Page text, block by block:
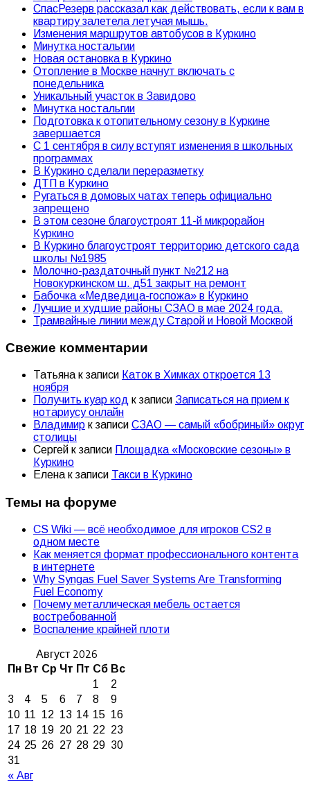
СпасРезерв рассказал как действовать, если к вам в
квартиру залетела летучая мышь.
Изменения маршрутов автобусов в Куркино
Минутка ностальгии
Новая остановка в Куркино
Отопление в Москве начнут включать с
понедельника
Уникальный участок в Завидово
Минутка ностальгии
Подготовка к отопительному сезону в Куркине
завершается
С 1 сентября в силу вступят изменения в школьных
программах
В Куркино сделали переразметку
ДТП в Куркино
Ругаться в домовых чатах теперь официально
запрещено
В этом сезоне благоустроят 11-й микрорайон
Куркино
В Куркино благоустроят территорию детского сада
школы №1985
Молочно-раздаточный пункт №212 на
Новокуркинском ш. д51 закрыт на ремонт
Бабочка «Медведица-госпожа» в Куркино
Лучшие и худшие районы СЗАО в мае 2024 года.
Трамвайные линии между Старой и Новой Москвой
Свежие комментарии
Татьяна к записи Каток в Химках откроется 13
ноября
Получить куар код к записи Записаться на прием к
нотариусу онлайн
Владимир к записи СЗАО — самый «бобриный» округ
столицы
Сергей к записи Площадка «Московские сезоны» в
Куркино
Елена к записи Такси в Куркино
Темы на форуме
CS Wiki — всё необходимое для игроков CS2 в
одном месте
Как меняется формат профессионального контента
в интернете
Why Syngas Fuel Saver Systems Are Transforming
Fuel Economy
Почему металлическая мебель остается
востребованной
Воспаление крайней плоти
Август 2026
Пн Вт Ср Чт Пт Сб Вс
« Авг
1
2
3
4 5 6 7 8
9
10 11 12 13 14 15 16
17 18 19 20 21 22 23
24 25 26 27 28 29 30
31